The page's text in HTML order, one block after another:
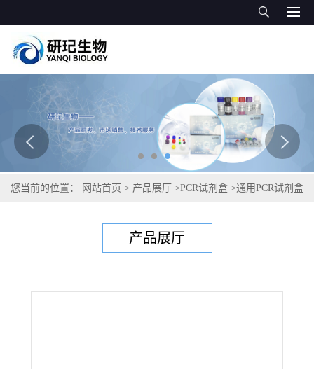
您当前的位置： 网站首页 > 产品展厅 >PCR试剂盒 >通用PCR试剂盒
产品展厅